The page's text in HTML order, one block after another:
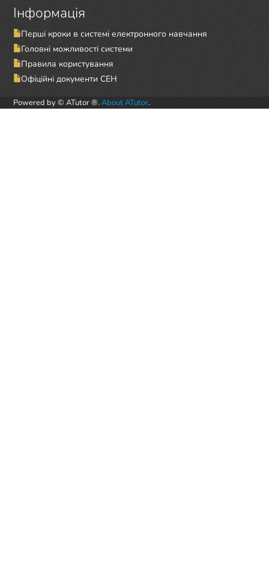
Інформація
Перші кроки в системі електронного навчання
Головні можливості системи
Правила користування
Офіційні документи СЕН
Powered by © ATutor ®. About ATutor.